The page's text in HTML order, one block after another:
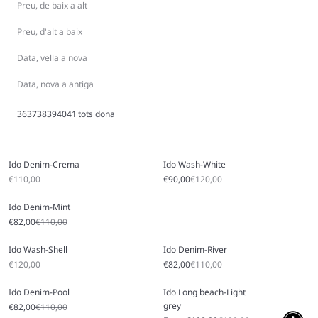
Preu, de baix a alt
Preu, d'alt a baix
Data, vella a nova
Data, nova a antiga
363738394041 tots dona
Ido Denim-Crema
Sale price
€110,00
Ido Wash-White
Sale price
€90,00Regular price
€120,00
Ido Denim-Mint
Sale price
€82,00Regular price
€110,00
Ido Wash-Shell
Sale price
€120,00
Ido Denim-River
Sale price
€82,00Regular price
€110,00
Ido Denim-Pool
Sale price
€82,00Regular price
€110,00
Ido Long beach-Light
grey